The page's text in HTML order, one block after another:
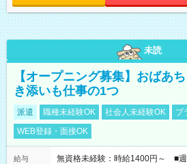
未読
【オープニング募集】おばあ
き添いも仕事の1つ
派遣 職種未経験OK 社会人未経験OK
ブ
WEB登録・面接OK
給与
無資格未経験：時給1400円～ ■